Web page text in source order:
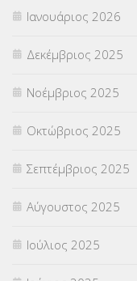
ΣΥΝΤΑΞΕΙΣ(12)
ΣΧΟΛΙΚΟΙ ΣΥΜΒΟΥΛΟΙ
ΥΠΕΡΑΡΙΘΜΟΙ(1)
ΥΠΟΤΡΟΦΙΕΣ(28)
ΦΥΣΙΚΗ ΑΓΩΓΗ(692)
Χωρίς κατηγορία
Ιανουάριος 2026
Δεκέμβριος 2025
Νοέμβριος 2025
Οκτώβριος 2025
Σεπτέμβριος 2025
Αύγουστος 2025
Ιούλιος 2025